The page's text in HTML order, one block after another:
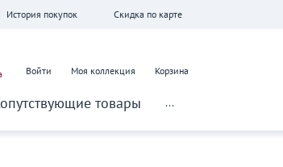
История покупок Скидка по карте
Войти Моя коллекция Корзина
товары ...